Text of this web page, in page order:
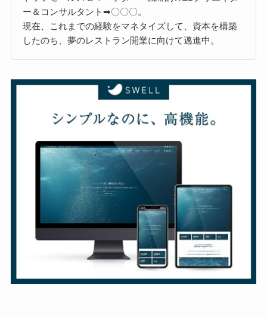
ー＆コンサルタント➡〇〇〇。
現在、これまでの経験をマネタイズして、資本を構築
したのち、夢のレストラン開業に向けて邁進中。